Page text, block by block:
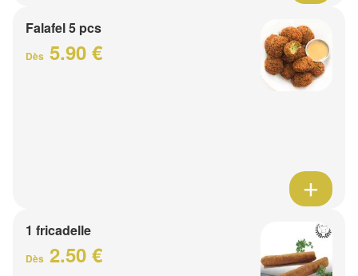
Falafel 5 pcs
Dès 5.90 €
1 fricadelle
Dès 2.50 €